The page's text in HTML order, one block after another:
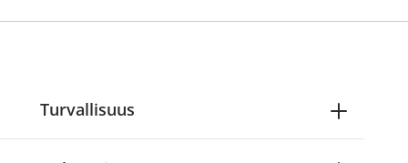
Turvallisuus